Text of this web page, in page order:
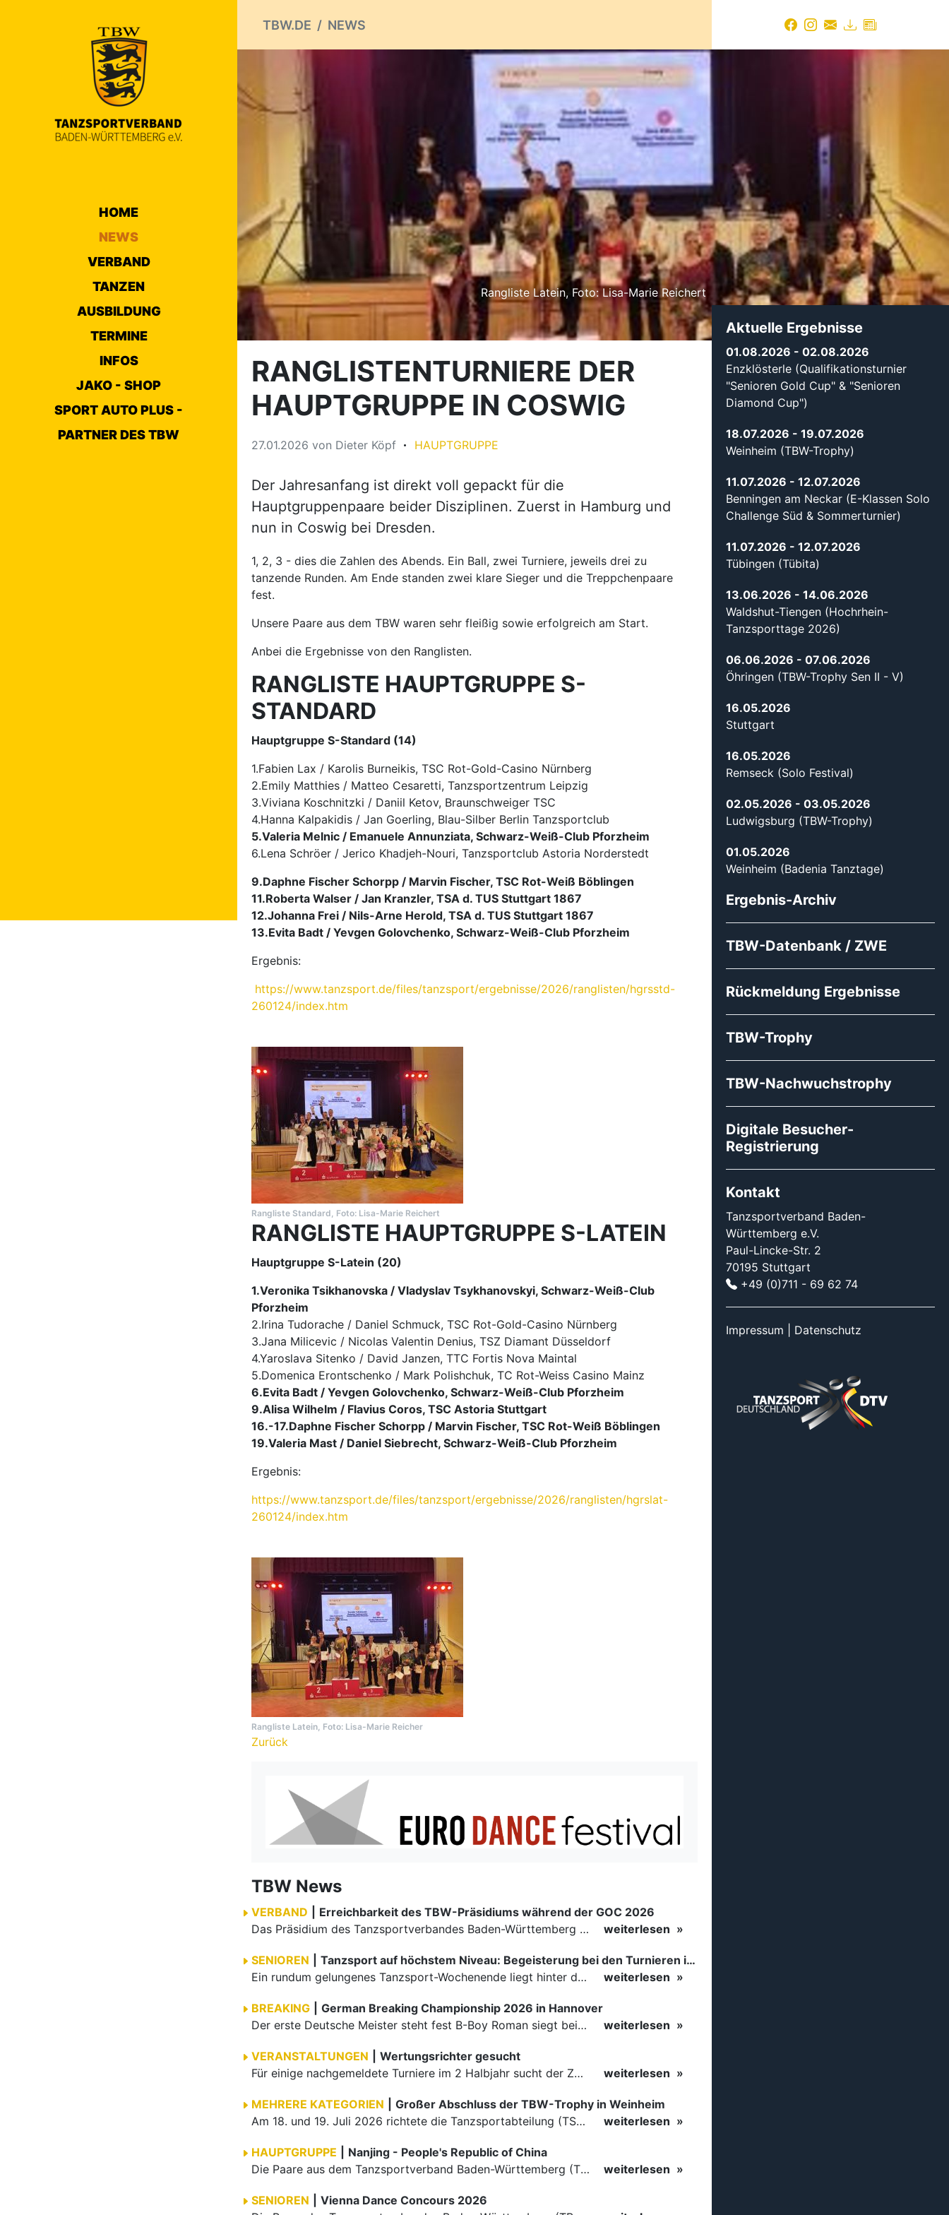
HOME
NEWS
VERBAND
TANZEN
AUSBILDUNG
TERMINE
INFOS
JAKO - SHOP
SPORT AUTO PLUS -
PARTNER DES TBW
TBW.DE NEWS
Rangliste Latein, Foto: Lisa-Marie Reichert
RANGLISTENTURNIERE DER
HAUPTGRUPPE IN COSWIG
27.01.2026 von Dieter Köpf HAUPTGRUPPE
Der Jahresanfang ist direkt voll gepackt für die
Hauptgruppenpaare beider Disziplinen. Zuerst in Hamburg und
nun in Coswig bei Dresden.
1, 2, 3 - dies die Zahlen des Abends. Ein Ball, zwei Turniere, jeweils drei zu
tanzende Runden. Am Ende standen zwei klare Sieger und die Treppchenpaare
fest.
Unsere Paare aus dem TBW waren sehr fleißig sowie erfolgreich am Start.
Anbei die Ergebnisse von den Ranglisten.
RANGLISTE HAUPTGRUPPE S-
STANDARD
Hauptgruppe S-Standard (14)
1.Fabien Lax / Karolis Burneikis, TSC Rot-Gold-Casino Nürnberg
2.Emily Matthies / Matteo Cesaretti, Tanzsportzentrum Leipzig
3.Viviana Koschnitzki / Daniil Ketov, Braunschweiger TSC
4.Hanna Kalpakidis / Jan Goerling, Blau-Silber Berlin Tanzsportclub
5.Valeria Melnic / Emanuele Annunziata, Schwarz-Weiß-Club Pforzheim
6.Lena Schröer / Jerico Khadjeh-Nouri, Tanzsportclub Astoria Norderstedt
9.Daphne Fischer Schorpp / Marvin Fischer, TSC Rot-Weiß Böblingen
11.Roberta Walser / Jan Kranzler, TSA d. TUS Stuttgart 1867
12.Johanna Frei / Nils-Arne Herold, TSA d. TUS Stuttgart 1867
13.Evita Badt / Yevgen Golovchenko, Schwarz-Weiß-Club Pforzheim
Ergebnis:
https://www.tanzsport.de/files/tanzsport/ergebnisse/2026/ranglisten/hgrsstd-
260124/index.htm
Rangliste Standard, Foto: Lisa-Marie Reichert
RANGLISTE HAUPTGRUPPE S-LATEIN
Hauptgruppe S-Latein (20)
1.Veronika Tsikhanovska / Vladyslav Tsykhanovskyi, Schwarz-Weiß-Club
Pforzheim
2.Irina Tudorache / Daniel Schmuck, TSC Rot-Gold-Casino Nürnberg
3.Jana Milicevic / Nicolas Valentin Denius, TSZ Diamant Düsseldorf
4.Yaroslava Sitenko / David Janzen, TTC Fortis Nova Maintal
5.Domenica Erontschenko / Mark Polishchuk, TC Rot-Weiss Casino Mainz
6.Evita Badt / Yevgen Golovchenko, Schwarz-Weiß-Club Pforzheim
9.Alisa Wilhelm / Flavius Coros, TSC Astoria Stuttgart
16.-17.Daphne Fischer Schorpp / Marvin Fischer, TSC Rot-Weiß Böblingen
19.Valeria Mast / Daniel Siebrecht, Schwarz-Weiß-Club Pforzheim
Ergebnis:
https://www.tanzsport.de/files/tanzsport/ergebnisse/2026/ranglisten/hgrslat-
260124/index.htm
Rangliste Latein, Foto: Lisa-Marie Reicher
Zurück
TBW News
VERBAND
Erreichbarkeit des TBW-Präsidiums während der GOC 2026
Das Präsidium des Tanzsportverbandes Baden-Württemberg (TBW) ist in der Zeit vom 09.08.2026 bis einschließlich 16.08.2026 nicht erreichbar. Da alle Präsidiumsmitglieder vor Ort bei den German Open…
weiterlesen
SENIOREN
Tanzsport auf höchstem Niveau: Begeisterung bei den Turnieren in…
Ein rundum gelungenes Tanzsport-Wochenende liegt hinter den Paaren und Organisatoren in Enzklösterle. Am 1. und 2. August 2026 verwandelte sich die Festhalle wieder in einen lebendigen Mittelpunkt des…
weiterlesen
BREAKING
German Breaking Championship 2026 in Hannover
Der erste Deutsche Meister steht fest B-Boy Roman siegt bei den Juniors
weiterlesen
VERANSTALTUNGEN
Wertungsrichter gesucht
Für einige nachgemeldete Turniere im 2 Halbjahr sucht der ZWE noch Wertungsrichter.
weiterlesen
MEHRERE KATEGORIEN
Großer Abschluss der TBW-Trophy in Weinheim
Am 18. und 19. Juli 2026 richtete die Tanzsportabteilung (TSA) der TSG 1862 Weinheim das Abschlussturnier der diesjährigen TBW-Trophy-Serie aus. Zum traditionellen Saisonfinale kamen rund 400 Starts über…
weiterlesen
HAUPTGRUPPE
Nanjing - People's Republic of China
Die Paare aus dem Tanzsportverband Baden-Württemberg (TBW) haben beim hochklassig besetzten WDSF GrandSlam im chinesischen Nanjing wieder einmal auf internationalem Top-Niveau geglänzt. Das…
weiterlesen
SENIOREN
Vienna Dance Concours 2026
Aktuelle Ergebnisse
01.08.2026 - 02.08.2026
Enzklösterle (Qualifikationsturnier
"Senioren Gold Cup" & "Senioren
Diamond Cup")
18.07.2026 - 19.07.2026
Weinheim (TBW-Trophy)
11.07.2026 - 12.07.2026
Benningen am Neckar (E-Klassen Solo
Challenge Süd & Sommerturnier)
11.07.2026 - 12.07.2026
Tübingen (Tübita)
13.06.2026 - 14.06.2026
Waldshut-Tiengen (Hochrhein-
Tanzsporttage 2026)
06.06.2026 - 07.06.2026
Öhringen (TBW-Trophy Sen II - V)
16.05.2026
Stuttgart
16.05.2026
Remseck (Solo Festival)
02.05.2026 - 03.05.2026
Ludwigsburg (TBW-Trophy)
01.05.2026
Weinheim (Badenia Tanztage)
Ergebnis-Archiv
TBW-Datenbank / ZWE
Rückmeldung Ergebnisse
TBW-Trophy
TBW-Nachwuchstrophy
Digitale Besucher-
Registrierung
Kontakt
Tanzsportverband Baden-
Württemberg e.V.
Paul-Lincke-Str. 2
70195 Stuttgart
+49 (0)711 - 69 62 74
Impressum Datenschutz